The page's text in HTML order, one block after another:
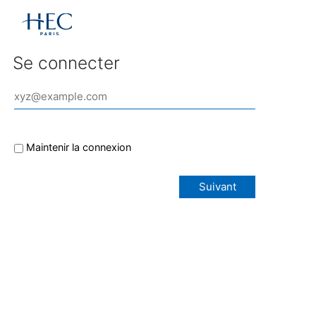
Se connecter
Maintenir la connexion
Suivant